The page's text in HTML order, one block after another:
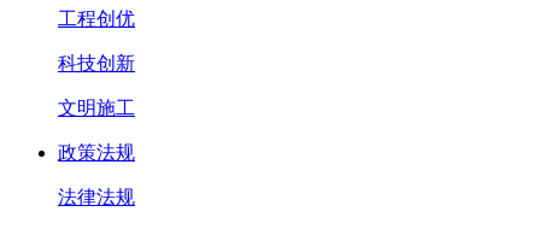
工程创优
科技创新
文明施工
政策法规
法律法规